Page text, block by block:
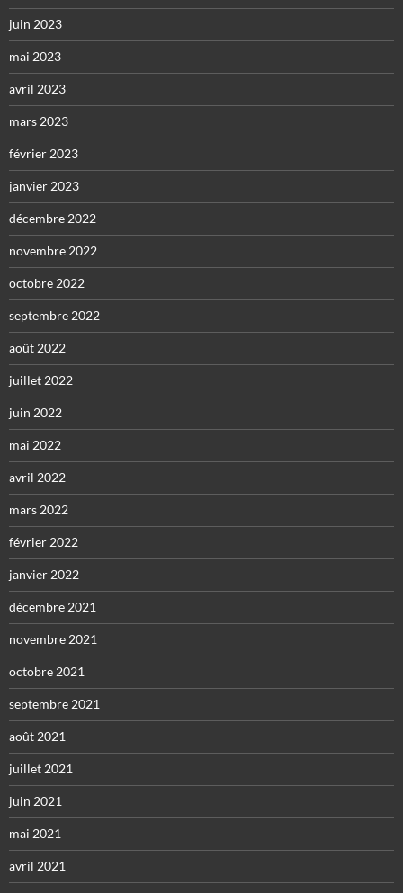
juin 2023
mai 2023
avril 2023
mars 2023
février 2023
janvier 2023
décembre 2022
novembre 2022
octobre 2022
septembre 2022
août 2022
juillet 2022
juin 2022
mai 2022
avril 2022
mars 2022
février 2022
janvier 2022
décembre 2021
novembre 2021
octobre 2021
septembre 2021
août 2021
juillet 2021
juin 2021
mai 2021
avril 2021